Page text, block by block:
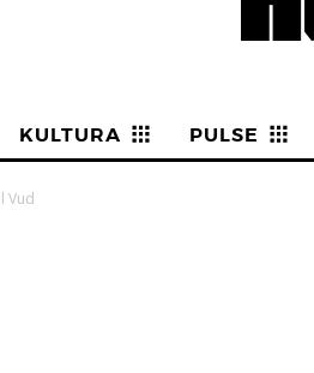
KULTURA PULSE
Vud